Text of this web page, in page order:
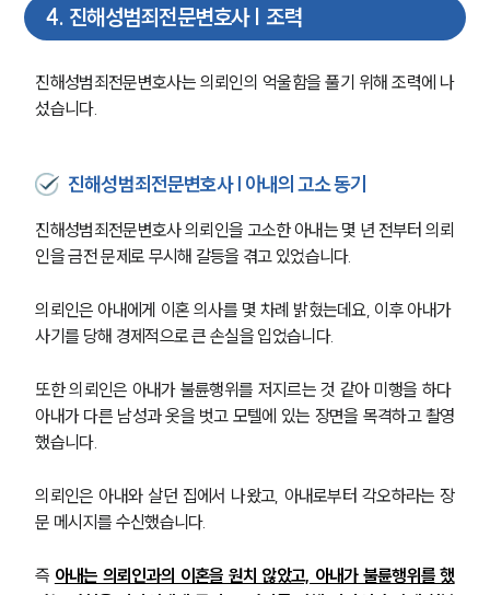
4. 진해성범죄전문변호사 | 조력
진해성범죄전문변호사는 의뢰인의 억울함을 풀기 위해 조력에 나
섰습니다.
진해성범죄전문변호사 | 아내의 고소 동기
진해성범죄전문변호사 의뢰인을 고소한 아내는 몇 년 전부터 의뢰
인을 금전 문제로 무시해 갈등을 겪고 있었습니다.
의뢰인은 아내에게 이혼 의사를 몇 차례 밝혔는데요, 이후 아내가
사기를 당해 경제적으로 큰 손실을 입었습니다.
또한 의뢰인은 아내가 불륜행위를 저지르는 것 같아 미행을 하다
아내가 다른 남성과 옷을 벗고 모텔에 있는 장면을 목격하고 촬영
했습니다.
의뢰인은 아내와 살던 집에서 나왔고, 아내로부터 각오하라는 장
문 메시지를 수신했습니다.
즉 아내는 의뢰인과의 이혼을 원치 않았고, 아내가 불륜행위를 했